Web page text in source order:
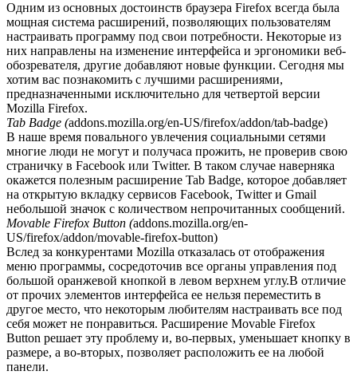
Одним из основных достоинств браузера Firefox всегда была
мощная система расширений, позволяющих пользователям
настраивать программу под свои потребности. Некоторые из
них направлены на изменение интерфейса и эргономики веб-
обозревателя, другие добавляют новые функции. Сегодня мы
хотим вас познакомить с лучшими расширениями,
предназначенными исключительно для четвертой версии
Mozilla Firefox.
Tab Badge (addons.mozilla.org/en-US/firefox/addon/tab-badge)
В наше время повального увлечения социальными сетями
многие люди не могут и получаса прожить, не проверив свою
страничку в Facebook или Twitter. В таком случае наверняка
окажется полезным расширение Tab Badge, которое добавляет
на открытую вкладку сервисов Facebook, Twitter и Gmail
небольшой значок с количеством непрочитанных сообщений.
Movable Firefox Button (addons.mozilla.org/en-
US/firefox/addon/movable-firefox-button)
Вслед за конкурентами Mozilla отказалась от отображения
меню программы, сосредоточив все органы управления под
большой оранжевой кнопкой в левом верхнем углу.В отличие
от прочих элементов интерфейса ее нельзя переместить в
другое место, что некоторым любителям настраивать все под
себя может не понравиться. Расширение Movable Firefox
Button решает эту проблему и, во-первых, уменьшает кнопку в
размере, а во-вторых, позволяет расположить ее на любой
панели.